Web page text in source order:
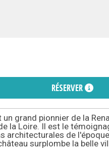
RÉSERVER
grand pionnier de la
la Loire. Il est le
architecturales de
surplombe la belle